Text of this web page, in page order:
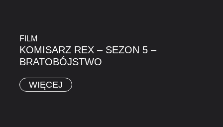
FILM
KOMISARZ REX – SEZON 5 –
BRATOBÓJSTWO
WIĘCEJ